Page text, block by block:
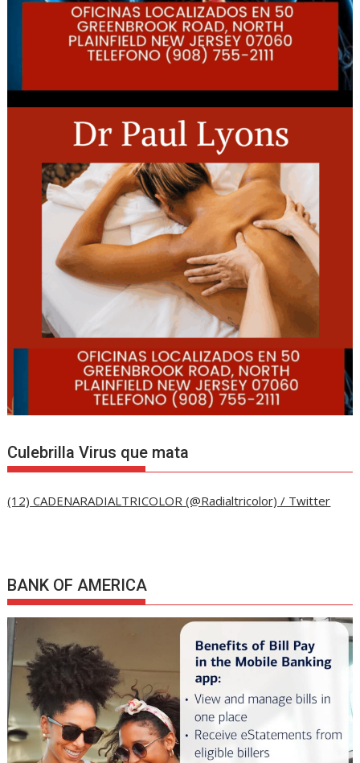
Culebrilla Virus que mata
(12) CADENARADIALTRICOLOR (@Radialtricolor) / Twitter
BANK OF AMERICA